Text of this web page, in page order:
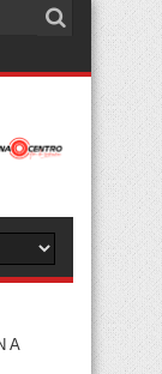
A